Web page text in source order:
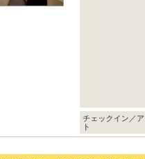
チェックイン／
ト